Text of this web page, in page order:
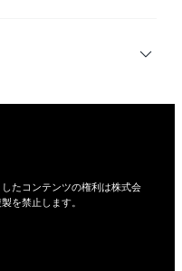
たコンテンツの権利は株式会
を禁止します。